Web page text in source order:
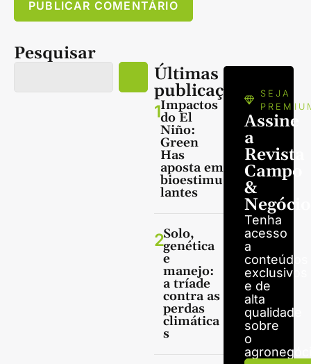
Pesquisar
Últimas
publicações
1Impactos
do El
Niño:
Green
Has
aposta em
bioestimu
lantes
2Solo,
genética
e
manejo:
a tríade
contra as
perdas
climática
s
SEJA
Assine
a
Revista
Campo
&
Tenha
acesso
a
conteúdos
exclusivos
e de
alta
qualidade
sobre
o